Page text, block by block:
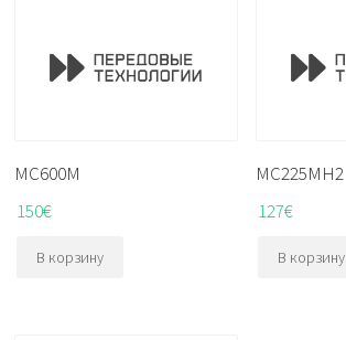
MC600M
150€
В корзину
MC225MH2
127€
В корзину